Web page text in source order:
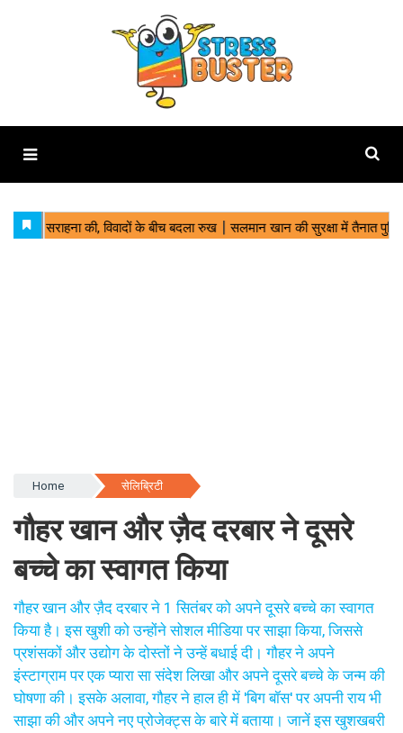
Home सेलिब्रिटी
गौहर खान और ज़ैद दरबार ने दूसरे
बच्चे का स्वागत किया
गौहर खान और ज़ैद दरबार ने 1 सितंबर को अपने दूसरे बच्चे का स्वागत
किया है। इस खुशी को उन्होंने सोशल मीडिया पर साझा किया, जिससे
प्रशंसकों और उद्योग के दोस्तों ने उन्हें बधाई दी। गौहर ने अपने
इंस्टाग्राम पर एक प्यारा सा संदेश लिखा और अपने दूसरे बच्चे के जन्म की
घोषणा की। इसके अलावा, गौहर ने हाल ही में 'बिग बॉस' पर अपनी राय भी
साझा की और अपने नए प्रोजेक्ट्स के बारे में बताया। जानें इस खुशखबरी